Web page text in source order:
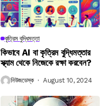
কৃত্রিম বুদ্ধিমত্তা
কিভাবে AI বা কৃত্রিম বুদ্ধিমত্তার
স্ক্যাম থেকে নিজেকে রক্ষা করবেন?
নিউজডেস্ক August 10, 2024